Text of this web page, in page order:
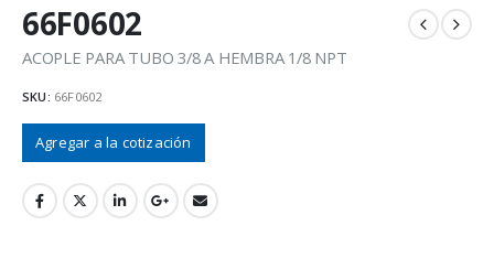
66F0602
ACOPLE PARA TUBO 3/8 A HEMBRA 1/8 NPT
SKU: 66F0602
Agregar a la cotización